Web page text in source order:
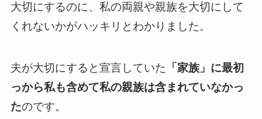
大切にするのに、私の両親や親族を大切にして
くれないかがハッキリとわかりました。
夫が大切にすると宣言していた 「家族」に最初
っから私も含めて私の親族は含まれていなかっ
たのです。